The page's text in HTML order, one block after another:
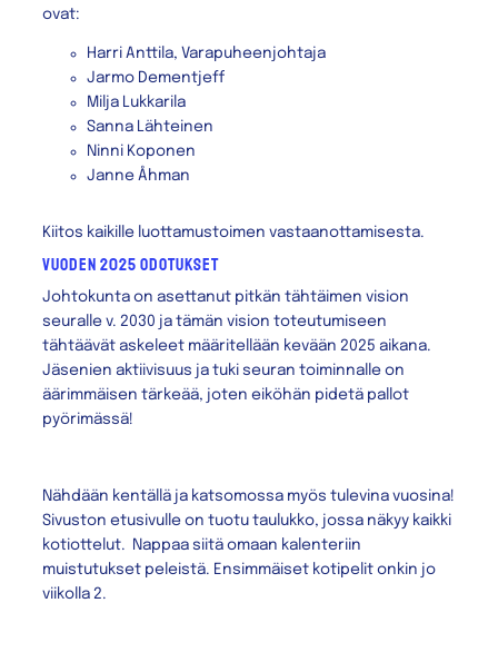
ovat:
Harri Anttila, Varapuheenjohtaja
Jarmo Dementjeff
Milja Lukkarila
Sanna Lähteinen
Ninni Koponen
Janne Åhman
Kiitos kaikille luottamustoimen vastaanottamisesta.
vuoden 2025 odotukset
Johtokunta on asettanut pitkän tähtäimen vision
seuralle v. 2030 ja tämän vision toteutumiseen
tähtäävät askeleet määritellään kevään 2025 aikana.
Jäsenien aktiivisuus ja tuki seuran toiminnalle on
äärimmäisen tärkeää, joten eiköhän pidetä pallot
pyörimässä!
Nähdään kentällä ja katsomossa myös tulevina vuosina!
Sivuston etusivulle on tuotu taulukko, jossa näkyy kaikki
kotiottelut. Nappaa siitä omaan kalenteriin
muistutukset peleistä. Ensimmäiset kotipelit onkin jo
viikolla 2.